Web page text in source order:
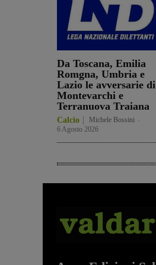
Da Toscana, Emilia
Romgna, Umbria e
Lazio le avversarie di
Montevarchi e
Terranuova Traiana
Calcio Michele Bossini
6 Agosto 2026